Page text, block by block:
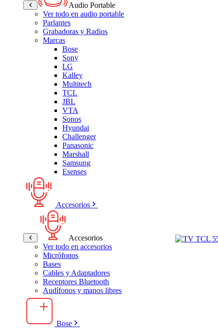
Audio Portable
Ver todo en audio portable
Parlantes
Grabadoras y Radios
Marcas
Bose
Sony
LG
Kalley
Multitech
TCL
JBL
VTA
Sonos
Hyundai
Challenger
Panasonic
Marshall
Samsung
Esenses
Accesorios
Accesorios
Ver todo en accesorios
Micrófonos
Bases
Cables y Adaptadores
Receptores Bluetooth
Audífonos y manos libres
Bose